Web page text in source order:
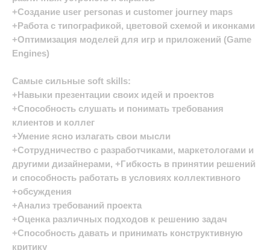
+Создание user personas и customer journey maps
+Работа с типографикой, цветовой схемой и иконками
+Оптимизация моделей для игр и приложений (Game
Engines)
Самые сильные soft skills:
+Навыки презентации своих идей и проектов
+Способность слушать и понимать требования
клиентов и коллег
+Умение ясно излагать свои мысли
+Сотрудничество с разработчиками, маркетологами и
другими дизайнерами, +Гибкость в принятии решений
и способность работать в условиях коллективного
+обсуждения
+Анализ требований проекта
+Оценка различных подходов к решению задач
+Способность давать и принимать конструктивную
критику